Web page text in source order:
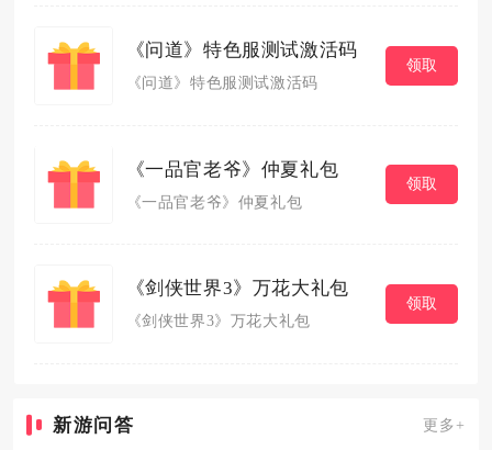
《问道》特色服测试激活码
《问道》特色服测试激活码
领取
《一品官老爷》仲夏礼包
《一品官老爷》仲夏礼包
领取
《剑侠世界3》万花大礼包
《剑侠世界3》万花大礼包
领取
新游问答 更多+